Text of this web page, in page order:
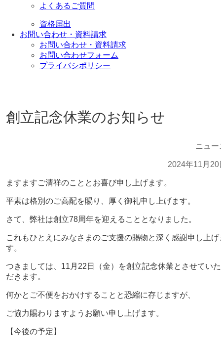
よくあるご質問
資格届出
お問い合わせ・資料請求
お問い合わせ・資料請求
お問い合わせフォーム
プライバシポリシー
創立記念休業のお知らせ
ニュー
2024年11月20
ますますご清祥のこととお喜び申し上げます。
平素は格別のご高配を賜り、厚く御礼申し上げます。
さて、弊社は創立78周年を迎えることとなりました。
これもひとえにみなさまのご支援の賜物と深く感謝申し上げ
す。
つきましては、11月22日（金）を創立記念休業とさせていた
だきます。
何かとご不便をおかけすることと恐縮に存じますが、
ご協力賜わりますようお願い申し上げます。
【今後の予定】